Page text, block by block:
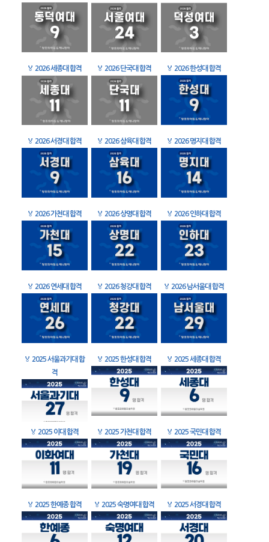
🏅 2026 세종대 합격 🏅 2026 단국대 합격 🏅 2026 한성대 합격
🏅 2026 서경대 합격 🏅 2026 삼육대 합격 🏅 2026 명지대 합격
🏅 2026 가천대 합격 🏅 2026 상명대 합격 🏅 2026 인하대 합격
🏅 2026 연세대 합격 🏅 2026 청강대 합격 🏅 2026 남서울대 합격
🏅 2025 서울과기대 합
격
🏅 2025 한성대 합격 🏅 2025 세종대 합격
🏅 2025 이대 합격 🏅 2025 가천대 합격 🏅 2025 국민대 합격
🏅 2025 한예종 합격 🏅 2025 숙명여대 합격 🏅 2025 서경대 합격